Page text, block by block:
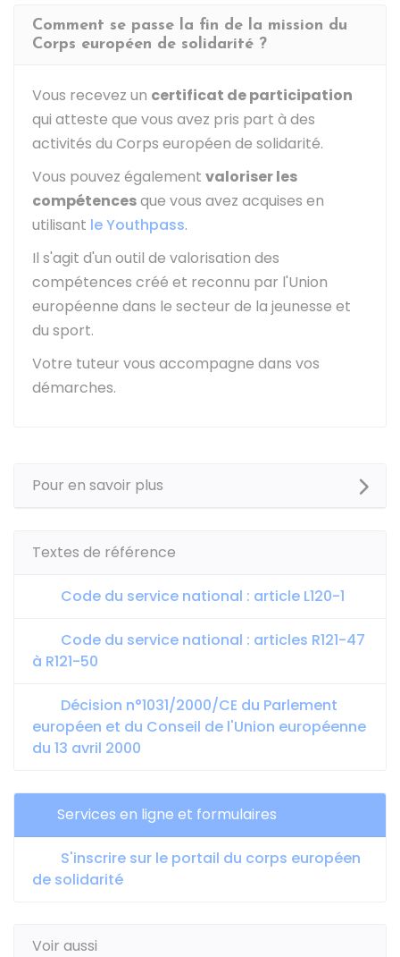
Comment se passe la fin de la mission du
Corps européen de solidarité ?
Vous recevez un certificat de participation
qui atteste que vous avez pris part à des
activités du Corps européen de solidarité.
Vous pouvez également valoriser les
compétencesque vous avez acquises en
utilisant le Youthpass.
Il s'agit d'un outil de valorisation des
compétences créé et reconnu par l'Union
européenne dans le secteur de la jeunesse et
du sport.
Votre tuteur vous accompagne dans vos
démarches.
Pour en savoir plus
Textes de référence
Code du service national : article L120-1
Code du service national : articles R121-47
à R121-50
Décision n°1031/2000/CE du Parlement
européen et du Conseil de l'Union européenne
du 13 avril 2000
Services en ligne et formulaires
S'inscrire sur le portail du corps européen
de solidarité
Voir aussi